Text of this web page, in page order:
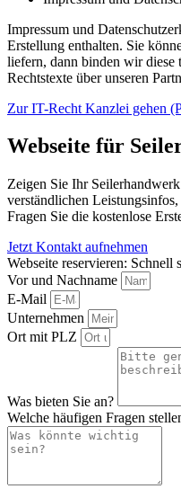
Impressum und
Erstellung enthalten. Sie
liefern, dann binden wir diese
Rechtstexte über unseren
Zur IT-Recht Kanzlei gehen
Webseite für
Zeigen Sie Ihr
verständlichen
Fragen Sie die kostenlose
Jetzt Kontakt aufnehmen
Webseite reservieren: Schnell
Vor und Nachname
E-Mail
Unternehmen
Ort mit PLZ
Was bieten Sie an?
Welche häufigen Fragen